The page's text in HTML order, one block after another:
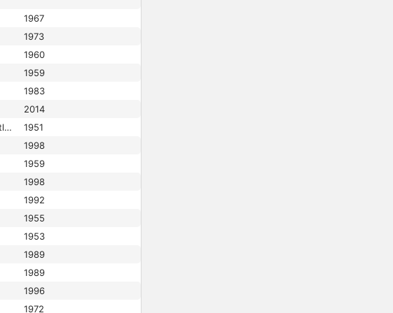
1967
1973
1960
1959
1983
2014
Institut zur Förderung öffentlicher Angelegenheiten
1951
1998
1959
1998
1992
1955
1953
1989
1989
1996
1972